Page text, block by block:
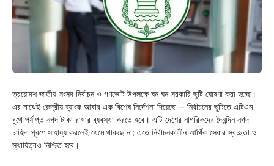
ত্রয়োদশ জাতীয় সংসদ নির্বাচন ও গণভোট উপলক্ষে ঘন ঘন সরকারি ছুটি ঘোষণা করা হচ্ছে।
এর মাঝেই কেন্দ্রীয় ব্যাংক আবার এক বিশেষ নির্দেশনা দিয়েছে — নির্বাচনের ছুটিতে এটিএম
বুথে পর্যাপ্ত নগদ টাকা রাখার ব্যবস্থা করতে হবে। এটি দেশের নাগরিকদের দৈনন্দিন নগদ
চাহিদা পূরণে সাহায্য করলেই থেমে থাকছে না; এতে নির্বাচনকালীন আর্থিক সেবার স্বচ্ছতা ও
স্থায়িত্বও নিশ্চিত হবে।